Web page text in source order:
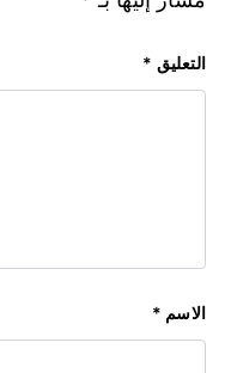
التعليق *
الاسم *